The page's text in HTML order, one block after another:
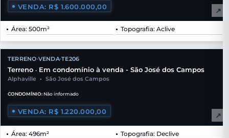
VENDA: R$ 1.600.000,00 ↗
Área: 500m² Topografia: Aclive
TERRENO•VENDA•TE206
Terreno • Em condomínio à venda - São José dos Campos
Alphaville • São José dos Campos
CONDOMÍNIO: Não informado
VENDA: R$ 1.220.000,00 ↗
Área: 496m² Topografia: Declive